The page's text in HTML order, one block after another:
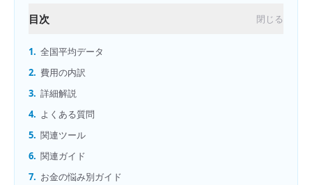
目次 閉じる
1. 全国平均データ
2. 費用の内訳
3. 詳細解説
4. よくある質問
5. 関連ツール
6. 関連ガイド
7. お金の悩み別ガイド